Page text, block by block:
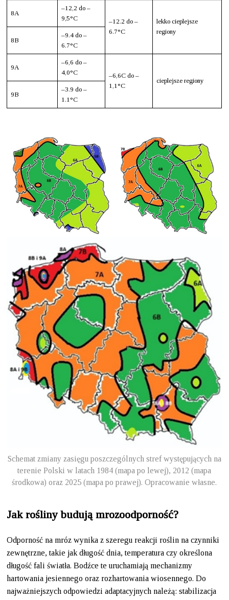
8A
–12,2 do –
9,5°C
–12.2 do –
6.7°C
lekko cieplejsze
regiony
8B
–9.4 do –
6.7°C
9A
–6,6 do –
4,0°C
–6,6C do –
1,1°C
cieplejsze regiony
9B
–3.9 do –
1.1°C
Schemat zmiany zasięgu poszczególnych stref występujących na
terenie Polski w latach 1984 (mapa po lewej), 2012 (mapa
środkowa) oraz 2025 (mapa po prawej). Opracowanie własne.
Jak rośliny budują mrozoodporność?
Odporność na mróz wynika z szeregu reakcji roślin na czynniki
zewnętrzne, takie jak długość dnia, temperatura czy określona
długość fali światła. Bodźce te uruchamiają mechanizmy
hartowania jesiennego oraz rozhartowania wiosennego. Do
najważniejszych odpowiedzi adaptacyjnych należą: stabilizacja